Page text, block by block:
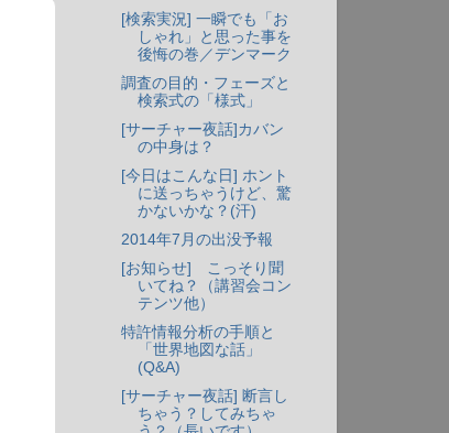
[検索実況] 一瞬でも「お
しゃれ」と思った事を
後悔の巻／デンマーク
調査の目的・フェーズと
検索式の「様式」
[サーチャー夜話]カバン
の中身は？
[今日はこんな日] ホント
に送っちゃうけど、驚
かないかな？(汗)
2014年7月の出没予報
[お知らせ] こっそり聞
いてね？（講習会コン
テンツ他）
特許情報分析の手順と
「世界地図な話」
(Q&A)
[サーチャー夜話] 断言し
ちゃう？してみちゃ